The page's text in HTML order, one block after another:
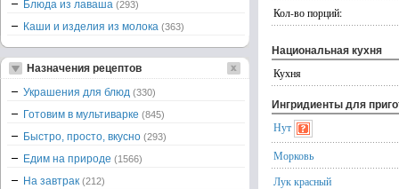
Кол-во порций:
Национальная кухня
Кухня
Ингридиенты для
Нут
Морковь
Лук красный
Блюда из лаваша (293)
Каши и изделия из молока (363)
Назначения рецептов
Украшения для блюд (330)
Готовим в мультиварке (845)
Быстро, просто, вкусно (293)
Едим на природе (1566)
На завтрак (212)